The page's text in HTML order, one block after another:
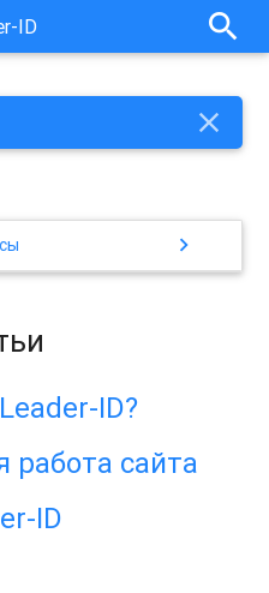
ID search
close
chevron_right
ID?
работа сайта
ID